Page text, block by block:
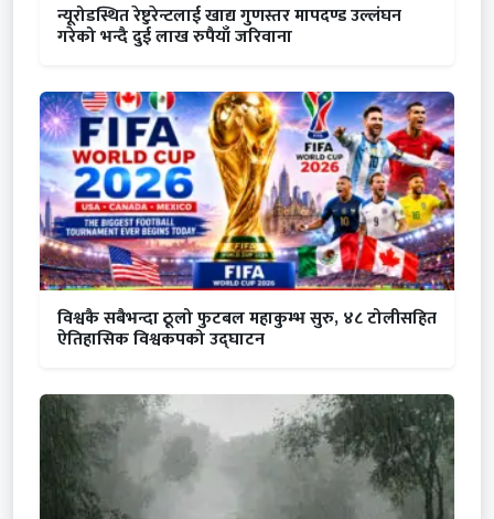
न्यूरोडस्थित रेष्टुरेन्टलाई खाद्य गुणस्तर मापदण्ड उल्लंघन
गरेको भन्दै दुई लाख रुपैयाँ जरिवाना
विश्वकै सबैभन्दा ठूलो फुटबल महाकुम्भ सुरु, ४८ टोलीसहित
ऐतिहासिक विश्वकपको उद्घाटन